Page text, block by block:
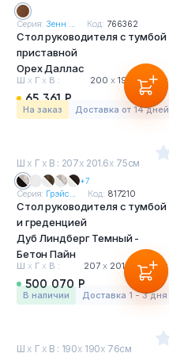
Серия: Зенн ... Код: 766362
Стол руководителя с тумбой
приставной
Орех Даллас
Ш х Г х В : 200 х190 х75 см
65 361 Р
На заказ Доставка от 14 дней
Ш х Г х В : 207х 201.6х 75см
+7
Серия: Грэйс... Код: 817210
Стол руководителя с тумбой
и греденцией
Дуб Линдберг Темный -
Бетон Пайн
Ш х Г х В : 207 х201.6 х75 см
500 070 Р
в наличии Доставка 1 - 3 дня
Ш х Г х В : 190х 190х 76см